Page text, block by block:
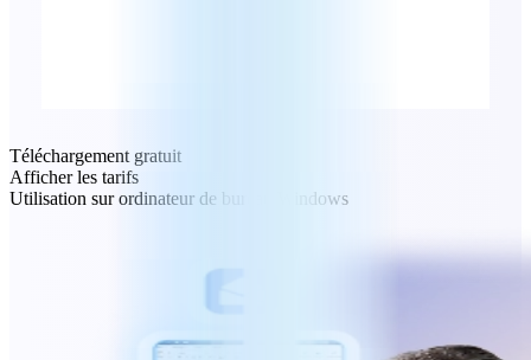
Téléchargement gratuit
Afficher les tarifs
Utilisation sur ordinateur de bureau Windows